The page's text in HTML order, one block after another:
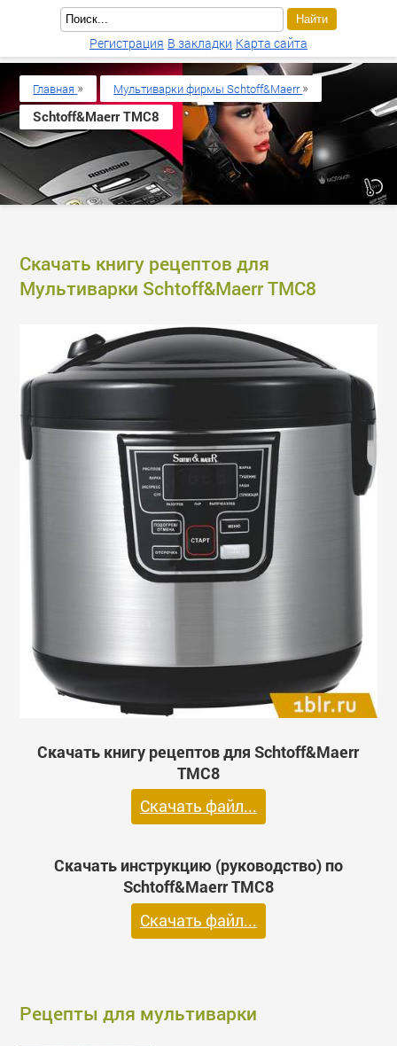
Скачать книгу рецептов для
Мультиварки Schtoff&Maerr TMC8
Скачать книгу рецептов для Schtoff&Maerr
TMC8
Скачать файл...
Скачать инструкцию (руководство) по
Schtoff&Maerr TMC8
Скачать файл...
Рецепты для мультиварки
Главная » Мультиварки фирмы Schtoff&Maerr »
Schtoff&Maerr TMC8
Регистрация В закладки Карта сайта